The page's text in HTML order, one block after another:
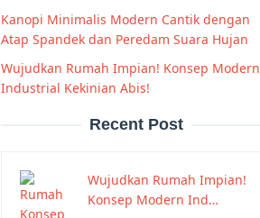
Kanopi Minimalis Modern Cantik dengan
Atap Spandek dan Peredam Suara Hujan
Wujudkan Rumah Impian! Konsep Modern
Industrial Kekinian Abis!
Recent Post
Wujudkan Rumah Impian!
Konsep Modern Ind…